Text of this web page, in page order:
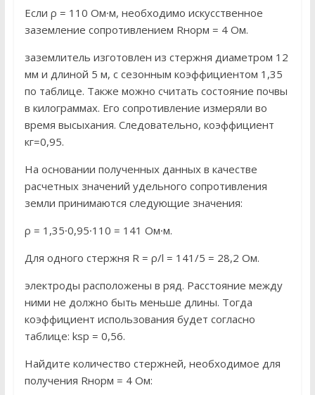
Если ρ = 110 Ом∙м, необходимо искусственное
заземление сопротивлением Rнорм = 4 Ом.
заземлитель изготовлен из стержня диаметром 12
мм и длиной 5 м, с сезонным коэффициентом 1,35
по таблице. Также можно считать состояние почвы
в килограммах. Его сопротивление измеряли во
время высыхания. Следовательно, коэффициент
кг=0,95.
На основании полученных данных в качестве
расчетных значений удельного сопротивления
земли принимаются следующие значения:
ρ = 1,35∙0,95∙110 = 141 Ом∙м.
Для одного стержня R = ρ/l = 141/5 = 28,2 Ом.
электроды расположены в ряд. Расстояние между
ними не должно быть меньше длины. Тогда
коэффициент использования будет согласно
таблице: ksp = 0,56.
Найдите количество стержней, необходимое для
получения Rнорм = 4 Ом: